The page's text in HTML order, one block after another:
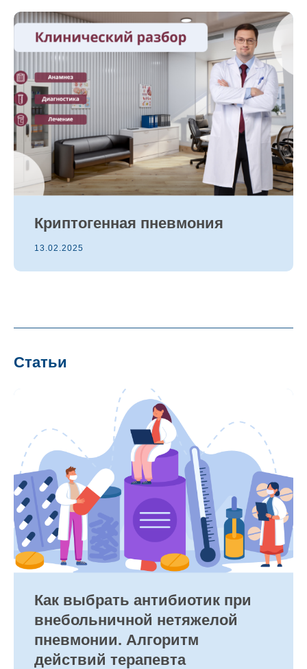
Криптогенная пневмония
13.02.2025
Статьи
Как выбрать антибиотик при
внебольничной нетяжелой
пневмонии. Алгоритм
действий терапевта